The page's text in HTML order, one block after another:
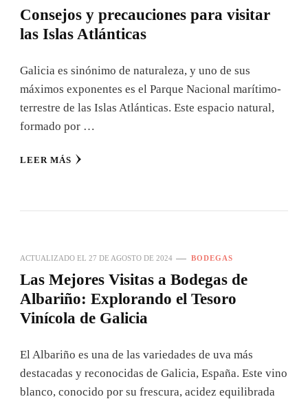
Consejos y precauciones para visitar
las Islas Atlánticas
Galicia es sinónimo de naturaleza, y uno de sus
máximos exponentes es el Parque Nacional marítimo-
terrestre de las Islas Atlánticas. Este espacio natural,
formado por …
LEER MÁS
ACTUALIZADO EL 27 DE AGOSTO DE 2024 BODEGAS
Las Mejores Visitas a Bodegas de
Albariño: Explorando el Tesoro
Vinícola de Galicia
El Albariño es una de las variedades de uva más
destacadas y reconocidas de Galicia, España. Este vino
blanco, conocido por su frescura, acidez equilibrada